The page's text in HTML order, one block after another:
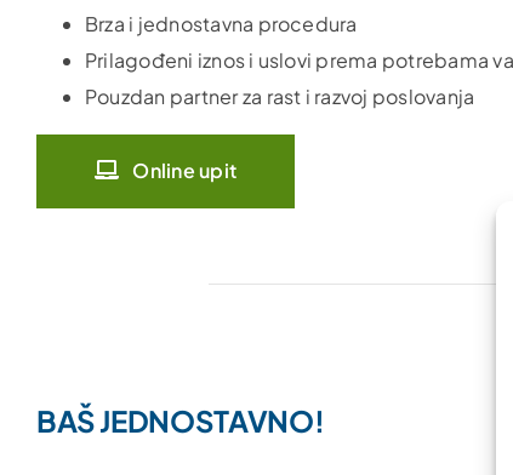
Brza i jednostavna procedura
Prilagođeni iznos i uslovi prema potrebama
Pouzdan partner za rast i razvoj poslovanja
Online upit
BAŠ JEDNOSTAVNO!